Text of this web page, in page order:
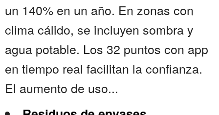
un 140% en un año. En zonas con
clima cálido, se incluyen sombra y
agua potable. Los 32 puntos con app
en tiempo real facilitan la confianza.
El aumento de uso...